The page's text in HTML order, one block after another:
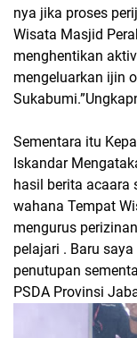
nya jika proses
Wisata Masjid
menghentikan
mengeluarkan ijin
Sementara itu
Iskandar
hasil berita acaara
wahana Tempat
mengurus
pelajari . Baru
penutupan
PSDA Provinsi